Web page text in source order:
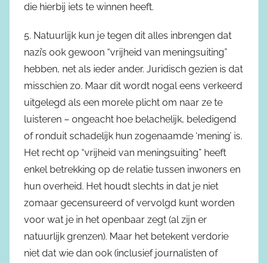
die hierbij iets te winnen heeft.
5. Natuurlijk kun je tegen dit alles inbrengen dat
nazi’s ook gewoon “vrijheid van meningsuiting”
hebben, net als ieder ander. Juridisch gezien is dat
misschien zo. Maar dit wordt nogal eens verkeerd
uitgelegd als een morele plicht om naar ze te
luisteren – ongeacht hoe belachelijk, beledigend
of ronduit schadelijk hun zogenaamde ‘mening’ is.
Het recht op “vrijheid van meningsuiting” heeft
enkel betrekking op de relatie tussen inwoners en
hun overheid. Het houdt slechts in dat je niet
zomaar gecensureerd of vervolgd kunt worden
voor wat je in het openbaar zegt (al zijn er
natuurlijk grenzen). Maar het betekent verdorie
niet dat wie dan ook (inclusief journalisten of